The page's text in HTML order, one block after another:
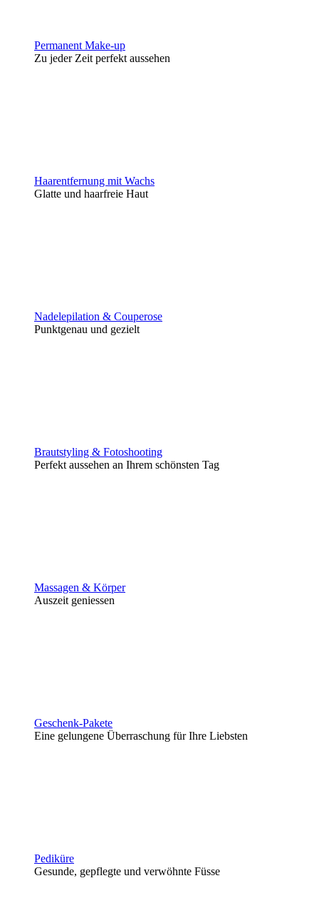
Permanent Make-up
Zu jeder Zeit perfekt aussehen
Haarentfernung mit Wachs
Glatte und haarfreie Haut
Nadelepilation & Couperose
Punktgenau und gezielt
Brautstyling & Fotoshooting
Perfekt aussehen an Ihrem schönsten Tag
Massagen & Körper
Auszeit geniessen
Geschenk-Pakete
Eine gelungene Überraschung für Ihre Liebsten
Pediküre
Gesunde, gepflegte und verwöhnte Füsse